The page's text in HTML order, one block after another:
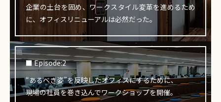
企業の土台を固め、ワークスタイル変革を進めるため
に、オフィスリニューアルは必然だった。
■ Episode:2
“あるべき姿”を反映したオフィスにするために、
現場の社員を巻き込んでワークショップを開催。